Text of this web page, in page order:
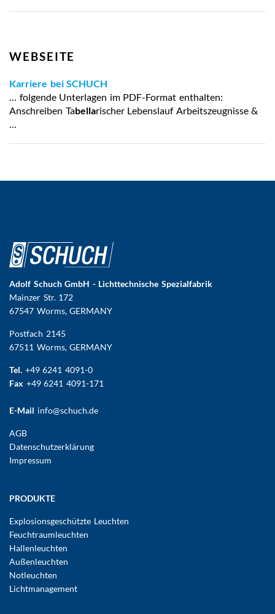
WEBSEITE
Karriere bei SCHUCH
… folgende Unterlagen im PDF-Format enthalten:
Anschreiben Tabellarischer Lebenslauf Arbeitszeugnisse &
…
Adolf Schuch GmbH - Lichttechnische Spezialfabrik
Mainzer Str. 172
67547 Worms, GERMANY
Postfach 2145
67511 Worms, GERMANY
Tel. +49 6241 4091-0
Fax +49 6241 4091-171
E-Mail info@schuch.de
FUSSBEREICHSMENÜ
AGB
Datenschutzerklärung
Impressum
Hauptnavigation
PRODUKTE
Explosionsgeschützte Leuchten
Feuchtraumleuchten
Hallenleuchten
Außenleuchten
Notleuchten
Lichtmanagement